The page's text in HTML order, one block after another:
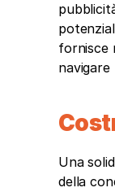
fornisce
Una
della